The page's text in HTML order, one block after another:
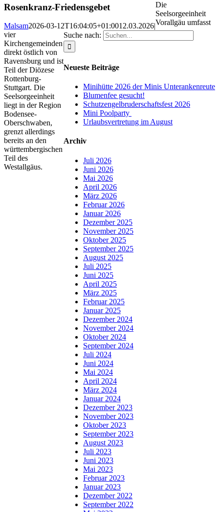
Rosenkranz-Friedensgebet
Malsam2026-03-12T16:04:05+01:0012.03.2026|
Suche nach:
Neueste Beiträge
Minihütte 2026 der Minis Unterankenreute
Blumenfee gesucht!
Schutzengelbruderschaftsfest 2026
Mini Poolparty
Urlaubsvertretung im August
Archiv
Juli 2026
Juni 2026
Mai 2026
April 2026
März 2026
Februar 2026
Januar 2026
Dezember 2025
November 2025
Oktober 2025
September 2025
August 2025
Juli 2025
Juni 2025
April 2025
März 2025
Februar 2025
Januar 2025
Dezember 2024
November 2024
Oktober 2024
September 2024
Juli 2024
Juni 2024
Mai 2024
April 2024
März 2024
Januar 2024
Dezember 2023
November 2023
Oktober 2023
September 2023
August 2023
Juli 2023
Juni 2023
Mai 2023
Februar 2023
Januar 2023
Dezember 2022
September 2022
Die
Seelsorgeeinheit
Vorallgäu umfasst
vier
Kirchengemeinden
direkt östlich von
Ravensburg und ist
Teil der Diözese
Rottenburg-
Stuttgart. Die
Seelsorgeeinheit
liegt in der Region
Bodensee-
Oberschwaben,
grenzt allerdings
bereits an den
württembergischen
Teil des
Westallgäus.